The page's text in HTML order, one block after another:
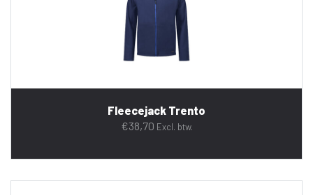
Fleecejack Trento
€38,70 Excl. btw.